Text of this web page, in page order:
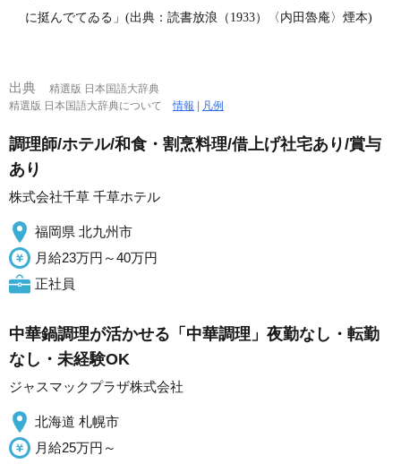
に挺んでてゐる」(出典：読書放浪（1933）〈内田魯庵〉煙本)
出典
精選版 日本国語大辞典
精選版 日本国語大辞典について情報 | 凡例
調理師/ホテル/和食・割烹料理/借上げ社宅あり/賞与
あり
株式会社千草 千草ホテル
福岡県 北九州市
月給23万円～40万円
正社員
中華鍋調理が活かせる「中華調理」夜勤なし・転勤
なし・未経験OK
ジャスマックプラザ株式会社
北海道 札幌市
月給25万円～